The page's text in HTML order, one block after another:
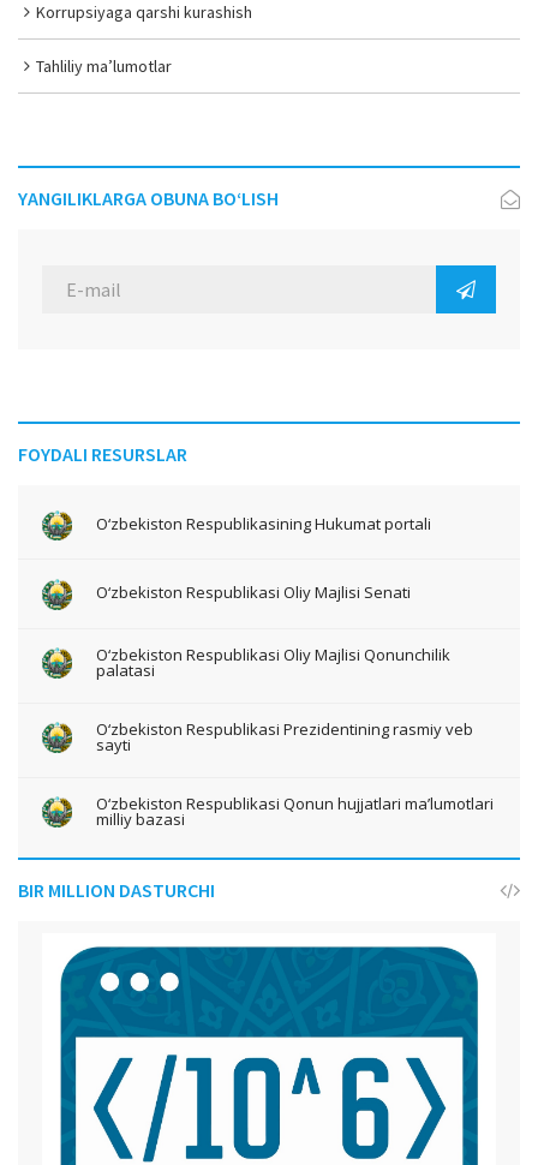
Korrupsiyaga qarshi kurashish
Tahliliy ma’lumotlar
YANGILIKLARGA OBUNA BO‘LISH
FOYDALI RESURSLAR
O‘zbekiston Respublikasining Hukumat portali
O‘zbekiston Respublikasi Oliy Majlisi Senati
O‘zbekiston Respublikasi Oliy Majlisi Qonunchilik
palatasi
O‘zbekiston Respublikasi Prezidentining rasmiy veb
sayti
O‘zbekiston Respublikasi Qonun hujjatlari ma’lumotlari
milliy bazasi
BIR MILLION DASTURCHI